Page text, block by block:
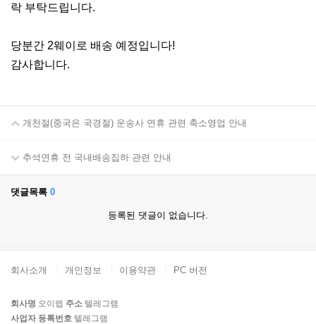
락 부탁드립니다.
당분간 2웨이로 배송 예정입니다!
감사합니다.
개천절(중국은 국경절) 운송사 연휴 관련 축소영업 안내
추석연휴 전 국내배송집하 관련 안내
댓글목록 0
등록된 댓글이 없습니다.
회사소개 개인정보 이용약관 PC 버전
회사명 오이렙 주소 텔레그램
사업자 등록번호 텔레그램